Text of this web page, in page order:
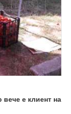
е клиент на